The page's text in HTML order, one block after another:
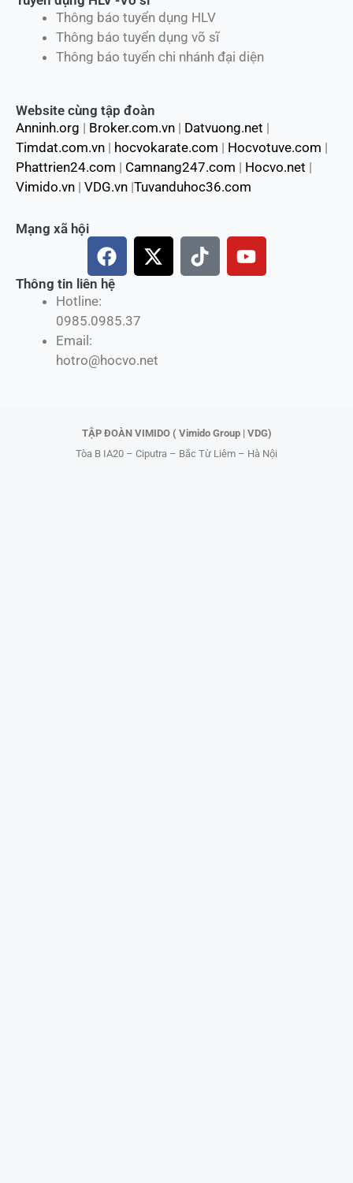
Thông báo tuyển dụng HLV
Thông báo tuyển dụng võ sĩ
Thông báo tuyển chi nhánh đại diện
Website cùng tập đoàn
Anninh.org | Broker.com.vn | Datvuong.net |
Timdat.com.vn | hocvokarate.com | Hocvotuve.com |
Phattrien24.com | Camnang247.com | Hocvo.net |
Vimido.vn | VDG.vn |Tuvanduhoc36.com
Hotline:
0985.0985.37
Email:
hotro@hocvo.net
Mạng xã hội
F
a
c
b
o
X
-
t
T
i
Y
o
Thông tin liên hệ
TẬP ĐOÀN VIMIDO ( Vimido Group | VDG)
Tòa B IA20 – Ciputra – Bắc Từ Liêm – Hà Nội